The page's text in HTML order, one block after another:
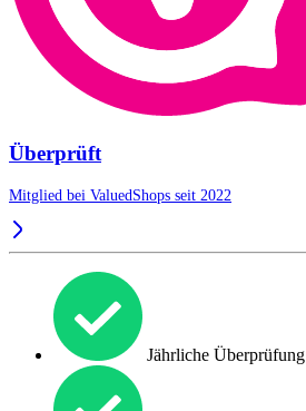
Überprüft
Mitglied bei ValuedShops seit 2022
Jährliche Überprüfung